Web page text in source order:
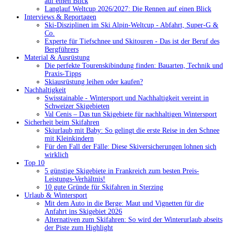
Langlauf Weltcup 2026/2027: Die Rennen auf einen Blick
Interviews & Reportagen
Ski-Disziplinen im Ski Alpin-Weltcup - Abfahrt, Super-G &
Co.
Experte für Tiefschnee und Skitouren - Das ist der Beruf des
Bergführers
Material & Ausrüstung
Die perfekte Tourenskibindung finden: Bauarten, Technik und
Praxis-Tipps
Skiausrüstung leihen oder kaufen?
Nachhaltigkeit
Swisstainable - Wintersport und Nachhaltigkeit vereint in
Schweizer Skigebieten
Val Cenis – Das tun Skigebiete für nachhaltigen Wintersport
Sicherheit beim Skifahren
Skiurlaub mit Baby: So gelingt die erste Reise in den Schnee
mit Kleinkindern
Für den Fall der Fälle: Diese Skiversicherungen lohnen sich
wirklich
Top 10
5 günstige Skigebiete in Frankreich zum besten Preis-
Leistungs-Verhältnis!
10 gute Gründe für Skifahren in Sterzing
Urlaub & Wintersport
Mit dem Auto in die Berge: Maut und Vignetten für die
Anfahrt ins Skigebiet 2026
Alternativen zum Skifahren: So wird der Winterurlaub abseits
der Piste zum Highlight